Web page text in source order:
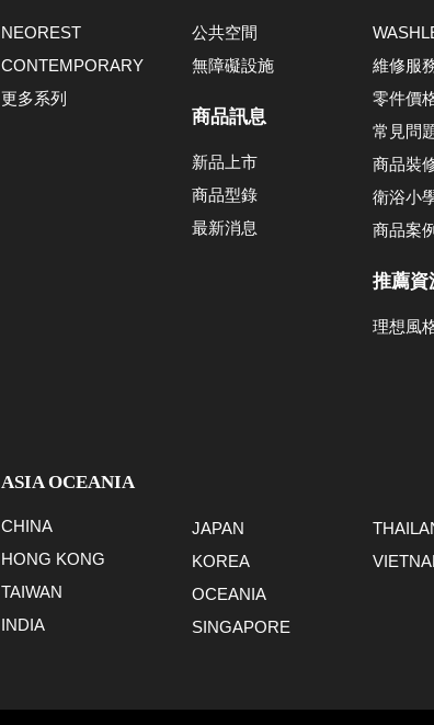
NEOREST
CONTEMPORARY
更多系列
公共空間
無障礙設施
商品訊息
新品上市
商品型錄
最新消息
維修服
零件價
常見問
商品裝
衛浴小
商品案
推薦資
理想風
ASIA OCEANIA
CHINA
HONG KONG
TAIWAN
INDIA
JAPAN
KOREA
OCEANIA
SINGAPORE